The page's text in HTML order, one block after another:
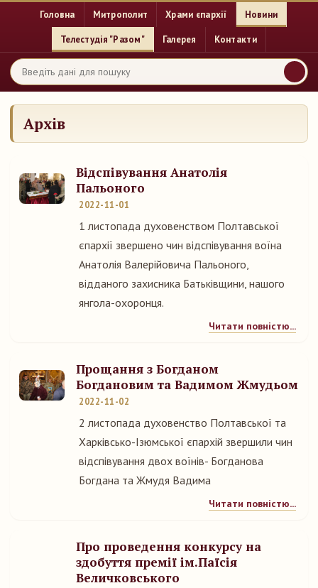
Головна Митрополит Храми єпархії Новини
Телестудія "Разом" Галерея Контакти
Архів
Відспівування Анатолія
Пальоного
2022-11-01
1 листопада духовенством Полтавської
єпархії звершено чин відспівування воїна
Анатолія Валерійовича Пальоного,
відданого захисника Батьківщини, нашого
янгола-охоронця.
Читати повністю...
Прощання з Богданом
Богдановим та Вадимом Жмудьом
2022-11-02
2 листопада духовенство Полтавської та
Харківсько-Ізюмської єпархій звершили чин
відспівування двох воїнів- Богданова
Богдана та Жмудя Вадима
Читати повністю...
Про проведення конкурсу на
здобуття премії ім.Паїсія
Величковського